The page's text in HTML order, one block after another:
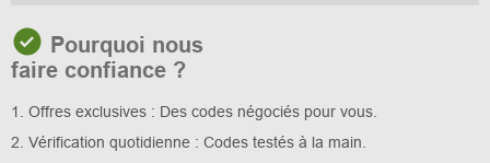
Pourquoi nous
faire confiance ?
1. Offres exclusives : Des codes négociés pour vous.
2. Vérification quotidienne : Codes testés à la main.